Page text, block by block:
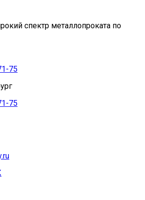
спектр металлопроката по
75
75